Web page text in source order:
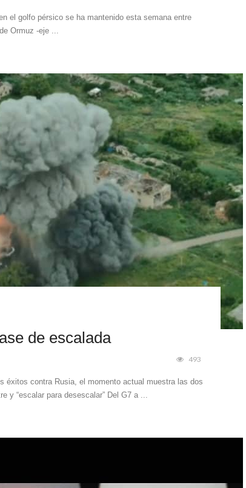
el golfo pérsico se ha mantenido esta semana entre
Ormuz -eje ...
de escalada
493
éxitos contra Rusia, el momento actual muestra las dos
y “escalar para desescalar” Del G7 a ...